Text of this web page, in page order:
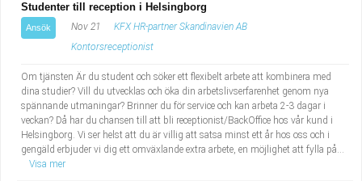
Studenter till reception i Helsingborg
Ansök Nov 21
KFX HR-partner Skandinavien AB
Kontorsreceptionist
Om tjänsten Är du student och söker ett flexibelt arbete att kombinera med
dina studier? Vill du utvecklas och öka din arbetslivserfarenhet genom nya
spännande utmaningar? Brinner du för service och kan arbeta 2-3 dagar i
veckan? Då har du chansen till att bli receptionist/BackOffice hos vår kund i
Helsingborg. Vi ser helst att du är villig att satsa minst ett år hos oss och i
gengäld erbjuder vi dig ett omväxlande extra arbete, en möjlighet att fylla på...
Visa mer